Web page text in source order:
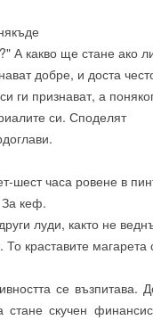
А какво ще стане ако
добре, и доста
ги признават, а
си. Споделят
шест часа ровене в
За кеф.
луди, както не
То краставите
се възпитава.
стане скучен